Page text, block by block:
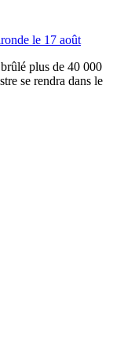
le 17 août
plus de 40 000
se rendra dans le